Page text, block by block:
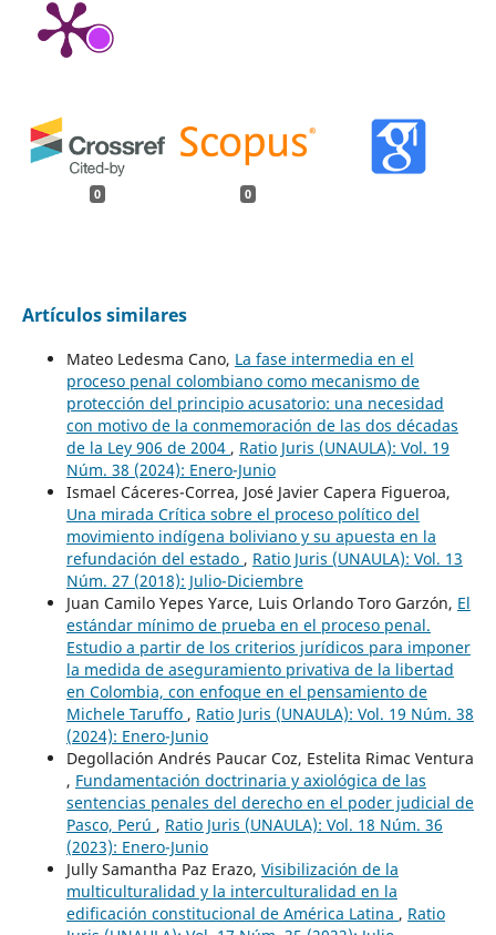
0 0
Artículos similares
Mateo Ledesma Cano, La fase intermedia en el
proceso penal colombiano como mecanismo de
protección del principio acusatorio: una necesidad
con motivo de la conmemoración de las dos décadas
de la Ley 906 de 2004 , Ratio Juris (UNAULA): Vol. 19
Núm. 38 (2024): Enero-Junio
Ismael Cáceres-Correa, José Javier Capera Figueroa,
Una mirada Crítica sobre el proceso político del
movimiento indígena boliviano y su apuesta en la
refundación del estado , Ratio Juris (UNAULA): Vol. 13
Núm. 27 (2018): Julio-Diciembre
Juan Camilo Yepes Yarce, Luis Orlando Toro Garzón, El
estándar mínimo de prueba en el proceso penal.
Estudio a partir de los criterios jurídicos para imponer
la medida de aseguramiento privativa de la libertad
en Colombia, con enfoque en el pensamiento de
Michele Taruffo , Ratio Juris (UNAULA): Vol. 19 Núm. 38
(2024): Enero-Junio
Degollación Andrés Paucar Coz, Estelita Rimac Ventura
, Fundamentación doctrinaria y axiológica de las
sentencias penales del derecho en el poder judicial de
Pasco, Perú , Ratio Juris (UNAULA): Vol. 18 Núm. 36
(2023): Enero-Junio
Jully Samantha Paz Erazo, Visibilización de la
multiculturalidad y la interculturalidad en la
edificación constitucional de América Latina , Ratio